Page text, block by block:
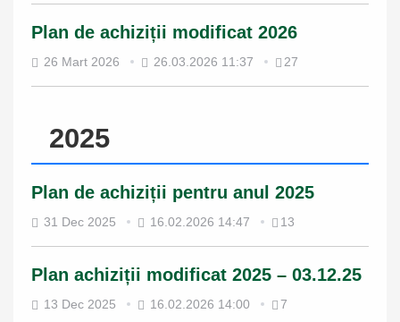
Plan de achiziții modificat 2026
26 Mart 2026 26.03.2026 11:37 27
2025
Plan de achiziții pentru anul 2025
31 Dec 2025 16.02.2026 14:47 13
Plan achiziții modificat 2025 – 03.12.25
13 Dec 2025 16.02.2026 14:00 7